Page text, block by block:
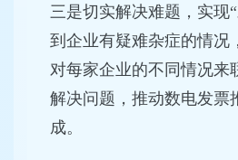
三是切实解决难题，实现
到企业有疑难杂症的情况
对每家企业的不同情况来
解决问题，推动数电发票
成。